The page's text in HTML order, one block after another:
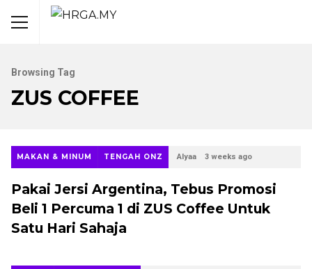
Browsing Tag
ZUS COFFEE
MAKAN & MINUM TENGAH ONZ Alyaa 3 weeks ago
Pakai Jersi Argentina, Tebus Promosi
Beli 1 Percuma 1 di ZUS Coffee Untuk
Satu Hari Sahaja